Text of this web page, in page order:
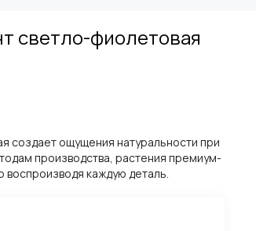
светло-фиолетовая
создает ощущения натуральности при
производства, растения премиум-
воспроизводя каждую деталь.